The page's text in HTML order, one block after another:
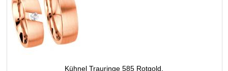
Kühnel Trauringe 585 Rotgold,